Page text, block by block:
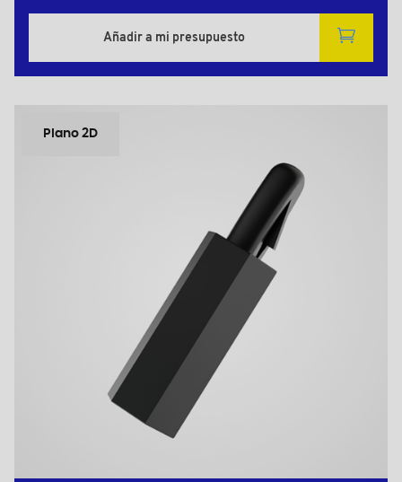
Añadir a mi presupuesto
Plano 2D